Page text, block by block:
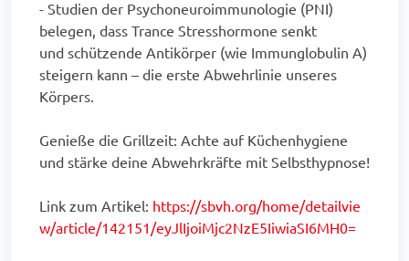
- Studien der Psychoneuroimmunologie (PNI)
belegen, dass Trance Stresshormone senkt
und schützende Antikörper (wie Immunglobulin A)
steigern kann – die erste Abwehrlinie unseres
Körpers.
Genieße die Grillzeit: Achte auf Küchenhygiene
und stärke deine Abwehrkräfte mit Selbsthypnose!
Link zum Artikel: https://sbvh.org/home/detailvie
w/article/142151/eyJlIjoiMjc2NzE5IiwiaSI6MH0=